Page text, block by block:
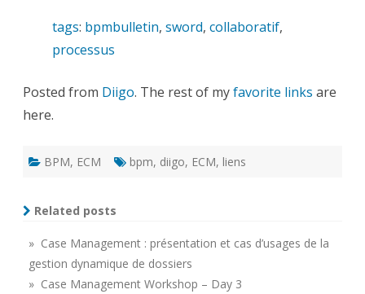
tags: bpmbulletin, sword, collaboratif,
processus
Posted from Diigo. The rest of myfavorite links are
here.
BPM, ECM bpm, diigo, ECM, liens
Related posts
» Case Management : présentation et cas d’usages de la
gestion dynamique de dossiers
» Case Management Workshop – Day 3